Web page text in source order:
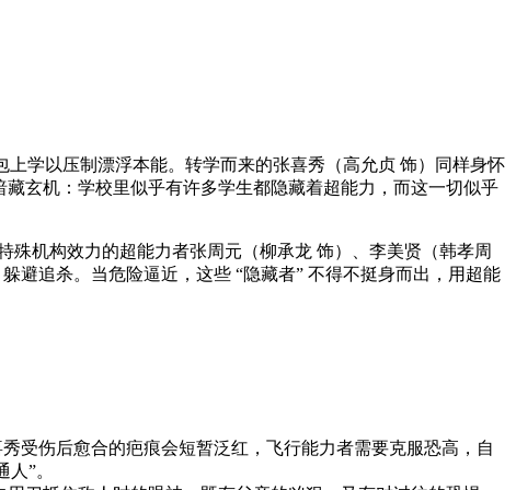
学以压制漂浮本能。转学而来的张喜秀（高允贞 饰）同样身怀
玄机：学校里似乎有许多学生都隐藏着超能力，而这一切似乎
机构效力的超能力者张周元（柳承龙 饰）、李美贤（韩孝周
避追杀。当危险逼近，这些 “隐藏者” 不得不挺身而出，用超能
受伤后愈合的疤痕会短暂泛红，飞行能力者需要克服恐高，自
”。